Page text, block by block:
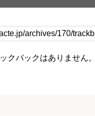
クバックはありません。